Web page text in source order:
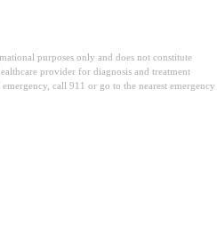
purposes only and does not constitute
provider for diagnosis and treatment
call 911 or go to the nearest emergency